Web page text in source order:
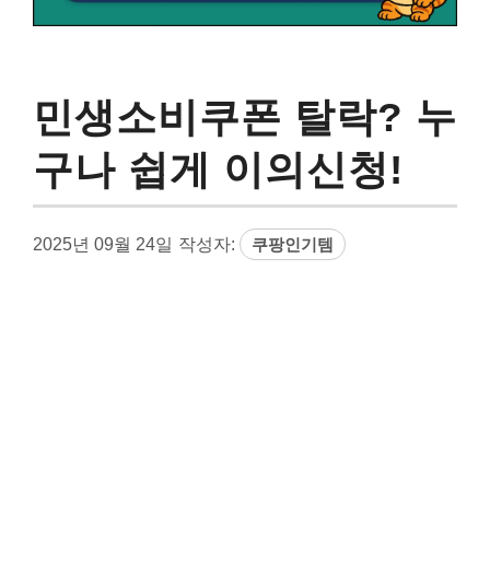
민생소비쿠폰 탈락? 누
구나 쉽게 이의신청!
2025년 09월 24일 작성자: 쿠팡인기템